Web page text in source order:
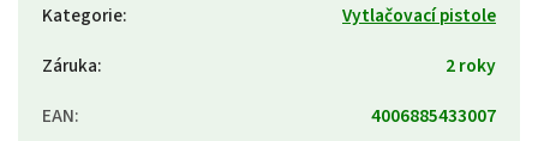
Kategorie:
Vytlačovací pistole
Záruka:
2 roky
EAN: 4006885433007